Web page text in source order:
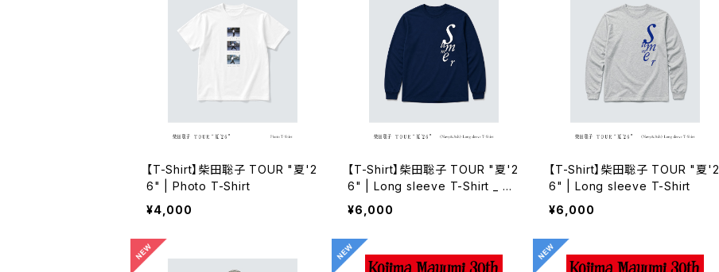
【T-Shirt】柴田聡子 TOUR "夏'2
6" | Photo T-Shirt
¥4,000
【T-Shirt】柴田聡子 TOUR "夏'2
6" | Long sleeve T-Shirt _ Na
vy
¥6,000
【T-Shirt】柴田聡子 TOUR "夏'2
6" | Long sleeve T-Shirt
¥6,000